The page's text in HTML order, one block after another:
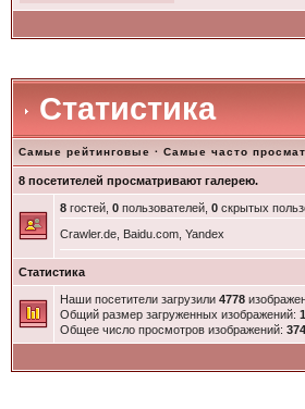
Статистика
Самые рейтинговые · Самые часто
8 посетителей просматривают галерею.
8гостей, 0пользователей, 0скрытых
Crawler.de, Baidu.com, Yandex
Статистика
Наши посетители загрузили 4778
Общий размер загруженных изображений:
Общее число просмотров изображений: